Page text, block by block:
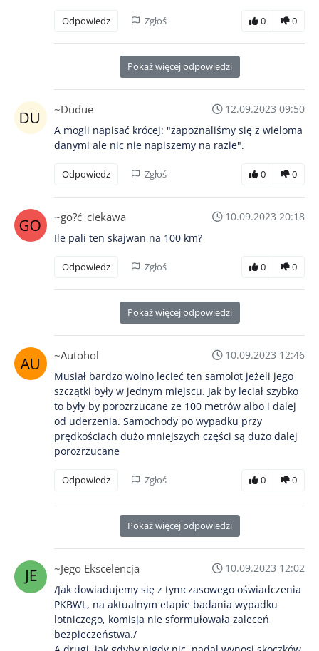
Odpowiedz Zgłoś 0 0
Pokaż więcej odpowiedzi
~Dudue
12.09.2023 09:50
A mogli napisać krócej: "zapoznaliśmy się z wieloma
danymi ale nic nie napiszemy na razie".
Odpowiedz Zgłoś 0 0
~go?ć_ciekawa
10.09.2023 20:18
Ile pali ten skajwan na 100 km?
Odpowiedz Zgłoś 0 0
Pokaż więcej odpowiedzi
~Autohol
10.09.2023 12:46
Musiał bardzo wolno lecieć ten samolot jeżeli jego
szczątki były w jednym miejscu. Jak by leciał szybko
to były by porozrzucane ze 100 metrów albo i dalej
od uderzenia. Samochody po wypadku przy
prędkościach dużo mniejszych części są dużo dalej
porozrzucane
Odpowiedz Zgłoś 0 0
Pokaż więcej odpowiedzi
~Jego Ekscelencja
10.09.2023 12:02
/Jak dowiadujemy się z tymczasowego oświadczenia
PKBWL, na aktualnym etapie badania wypadku
lotniczego, komisja nie sformułowała zaleceń
bezpieczeństwa./